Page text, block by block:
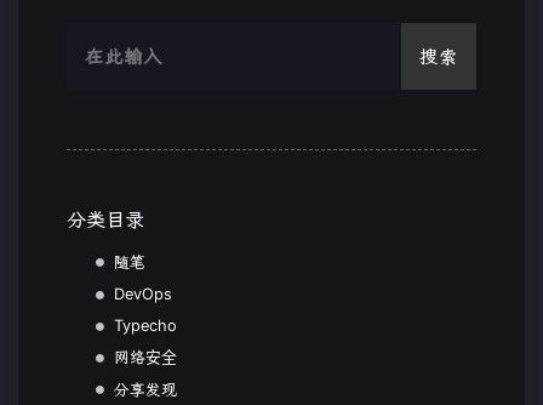
搜索
分类目录
随笔
DevOps
Typecho
网络安全
分享发现